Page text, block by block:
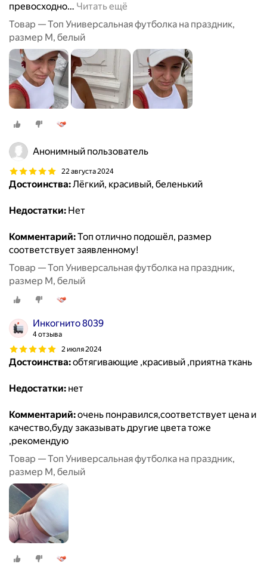
превосходно… Читать ещё
Товар — Топ Универсальная футболка на праздник,
размер M, белый
Анонимный пользователь
22 августа 2024
Достоинства:Лёгкий, красивый, беленький
Недостатки: Нет
Комментарий:Топ отлично подошёл, размер
соответствует заявленному!
Товар — Топ Универсальная футболка на праздник,
размер M, белый
Инкогнито 8039
4 отзыва
2 июля 2024
Достоинства:обтягивающие ,красивый ,приятна ткань
Недостатки: нет
Комментарий:очень понравился,соответствует цена и
качество,буду заказывать другие цвета тоже
,рекомендую
Товар — Топ Универсальная футболка на праздник,
размер M, белый